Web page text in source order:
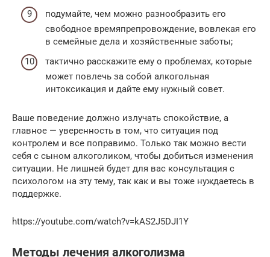
подумайте, чем можно разнообразить его
свободное времяпрепровождение, вовлекая его
в семейные дела и хозяйственные заботы;
тактично расскажите ему о проблемах, которые
может повлечь за собой алкогольная
интоксикация и дайте ему нужный совет.
Ваше поведение должно излучать спокойствие, а
главное — уверенность в том, что ситуация под
контролем и все поправимо. Только так можно вести
себя с сыном алкоголиком, чтобы добиться изменения
ситуации. Не лишней будет для вас консультация с
психологом на эту тему, так как и вы тоже нуждаетесь в
поддержке.
https://youtube.com/watch?v=kAS2J5DJI1Y
Методы лечения алкоголизма